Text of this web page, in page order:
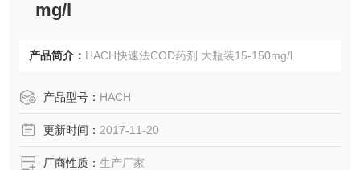
mg/l
产品简介： HACH快速法COD药剂 大瓶装15-150mg/l
产品型号： HACH
更新时间： 2017-11-20
厂商性质： 生产厂家